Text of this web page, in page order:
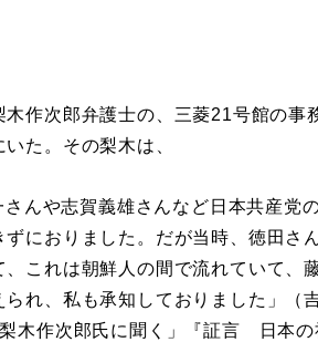
作次郎弁護士の、三菱21号館の事
た。その梨木は、
んや志賀義雄さんなど日本共産党
におりました。だが当時、徳田さ
これは朝鮮人の間で流れていて、
れ、私も承知しておりました」（
木作次郎氏に聞く」『証言 日本の